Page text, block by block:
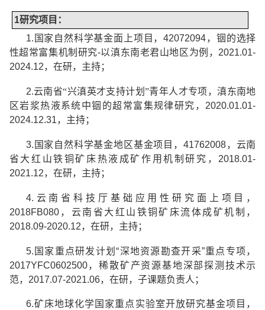
1研究项目：
1. 国家自然科学基金面上项目，42072094，铟的选择
性超常富集机制研究-以滇东南老君山地区为例， 2021.01-
2024.12，在研，主持；
2.云南省“兴滇英才支持计划”青年人才专项，滇东南地
区岩浆热液系统中铟的超常富集规律研究， 2020.01.01-
2024.12.31，主持；
3. 国家自然科学基金地区基金项目， 41762008，云南
省大红山铁铜矿床热液成矿作用机制研究， 2018.01-
2021.12，在研，主持；
4. 云南省科技厅基础应用性研究 面上项目，
2018FB080，云南省大红山铁铜矿床流体成矿机制，
2018.09-2020.12，在研，主持；
5. 国家重点研发计划“深地资源勘查开采”重点专项，
2017YFC0602500，稀散矿产资源基地深部探测技术示
范， 2017.07-2021.06，在研，子课题负责人；
6.矿床地球化学国家重点实验室开放研究基金项目，